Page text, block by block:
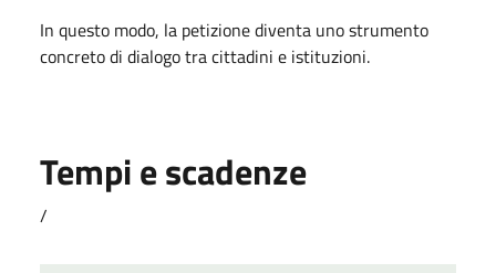
In questo modo, la petizione diventa uno strumento
concreto di dialogo tra cittadini e istituzioni.
Tempi e scadenze
/